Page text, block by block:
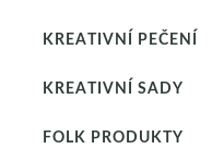
KREATIVNÍ PEČENÍ
KREATIVNÍ SADY
FOLK PRODUKTY